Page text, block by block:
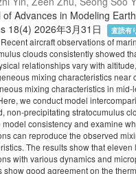
of Advances in Modeling Earth
18(4) 2026年3月31日
査読有
aircraft observations of
clouds consistently showed
relationships vary with
mixing characteristics near
mixing characteristics in
we conduct model
non‐precipitating stratocumulus
model consistency and examine
can reproduce the observed
The results show that eleven
with various dynamics and
show good agreement on the